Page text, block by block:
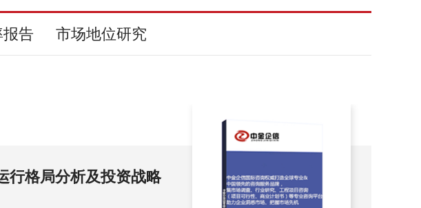
报告 市场地位研究
理市场监测调查及投资